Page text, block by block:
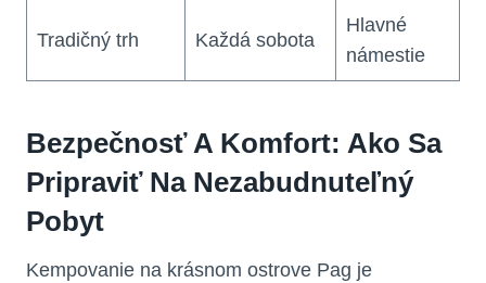
Tradičný trh Každá sobota
Hlavné
námestie
Bezpečnosť A Komfort: Ako Sa
Pripraviť Na Nezabudnuteľný
Pobyt
Kempovanie na krásnom ostrove Pag je